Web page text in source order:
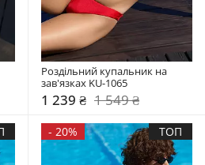
Роздільний купальник на
зав'язках KU-1065
1 239 ₴ 1 549 ₴
- 20% ТОП